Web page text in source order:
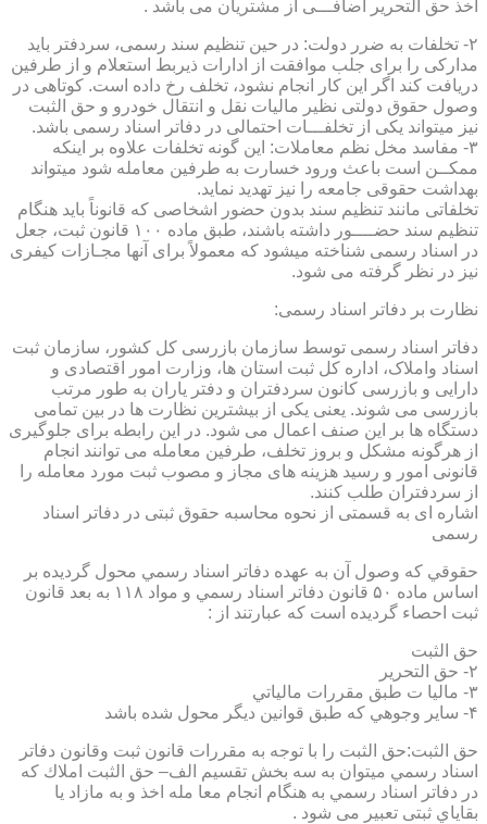
اخذ حق التحریر اضافـــی از مشتریان می باشد .
۲- تخلفات به ضرر دولت: در حین تنظیم سند رسمی، سردفتر باید
مدارکی را برای جلب موافقت از ادارات ذیربط استعلام و از طرفین
دریافت کند اگر این کار انجام نشود، تخلف رخ داده است. کوتاهی در
وصول حقوق دولتی نظیر مالیات نقل و انتقال خودرو و حق الثبت
نیز میتواند یکی از تخلفـــات احتمالی در دفاتر اسناد رسمی باشد.
۳- مفاسد مخل نظم معاملات: این گونه تخلفات علاوه بر اینکه
ممکــن است باعث ورود خسارت به طرفین معامله شود میتواند
بهداشت حقوقی جامعه را نیز تهدید نماید.
تخلفاتی مانند تنظیم سند بدون حضور اشخاصی که قانوناً باید هنگام
تنظیم سند حضــــور داشته باشند، طبق ماده ۱۰۰ قانون ثبت، جعل
در اسناد رسمی شناخته میشود که معمولاً برای آنها مجـازات کیفری
نیز در نظر گرفته می شود.
نظارت بر دفاتر اسناد رسمی:
دفاتر اسناد رسمی توسط سازمان بازرسی کل کشور، سازمان ثبت
اسناد واملاک، اداره کل ثبت استان ها، وزارت امور اقتصادی و
دارایی و بازرسی کانون سردفتران و دفتر یاران به طور مرتب
بازرسی می شوند. یعنی یکی از بیشترین نظارت ها در بین تمامی
دستگاه ها بر این صنف اعمال می شود. در این رابطه برای جلوگیری
از هرگونه مشکل و بروز تخلف، طرفین معامله می توانند انجام
قانونی امور و رسید هزینه های مجاز و مصوب ثبت مورد معامله را
از سردفتران طلب کنند.
اشاره ای به قسمتی از نحوه محاسبه حقوق ثبتی در دفاتر اسناد
رسمی
حقوقي كه وصول آن به عهده دفاتر اسناد رسمي محول گرديده بر
اساس ماده ۵۰ قانون دفاتر اسناد رسمي و مواد ۱۱۸ به بعد قانون
ثبت احصاء گرديده است كه عبارتند از :
حق الثبت
۲- حق التحرير
۳- ماليا ت طبق مقررات مالياتي
۴- ساير وجوهي كه طبق قوانين ديگر محول شده باشد
حق الثبت:حق الثبت را با توجه به مقررات قانون ثبت وقانون دفاتر
اسناد رسمي ميتوان به سه بخش تقسيم الف– حق الثبت املاك كه
در دفاتر اسناد رسمي به هنگام انجام معا مله اخذ و به مازاد يا
بقاياي ثبتی تعبیر می شود .